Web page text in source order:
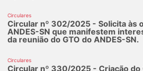
Circulares
Circular nº 302/2025 - Solicita às
ANDES-SN que manifestem
da reunião do GTO do ANDES-SN.
Circulares
Circular nº 330/2025 - Criação do